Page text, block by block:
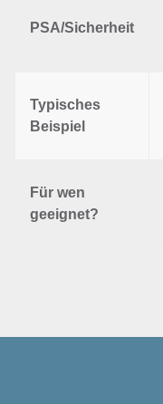
PSA/Sicherheit
Typisches
Beispiel
Für wen
geeignet?